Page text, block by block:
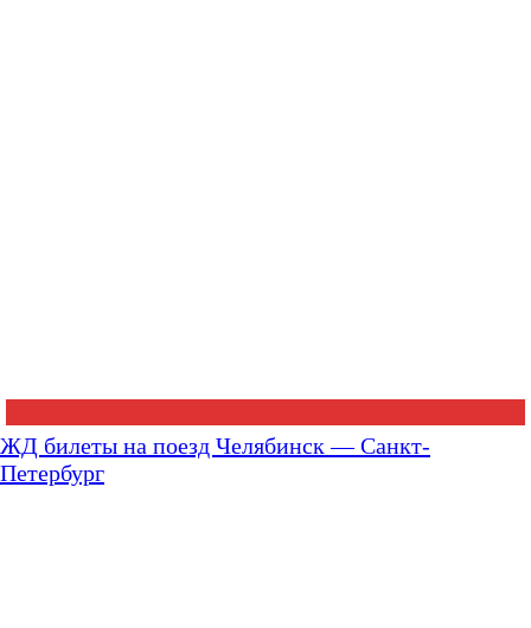
ЖД билеты на поезд Челябинск — Санкт-
Петербург